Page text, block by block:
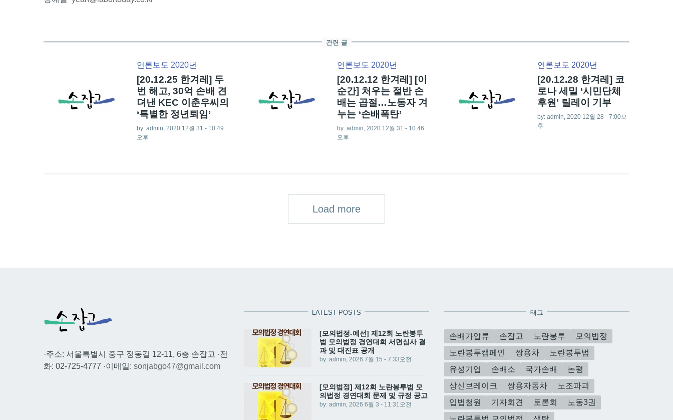
관련 글
언론보도 2020년
[20.12.25 한겨레] 두
번 해고, 30억 손배 견
뎌낸 KEC 이춘우씨의
‘특별한 정년퇴임’
by: admin, 2020 12월 31 - 10:49
오후
언론보도 2020년
[20.12.12 한겨레] [이
순간] 처우는 절반 손
배는 곱절…노동자 겨
누는 ‘손배폭탄’
by: admin, 2020 12월 31 - 10:46
오후
언론보도 2020년
[20.12.28 한겨레] 코
로나 세밑 ‘시민단체
후원’ 릴레이 기부
by: admin, 2020 12월 28 - 7:00오
후
Load more
·주소: 서울특별시 중구 정동길 12-11, 6층 손잡고 ·전
화: 02-725-4777 ·이메일: sonjabgo47@gmail.com
LATEST POSTS
[모의법정-예선] 제12회 노란봉투
법 모의법정 경연대회 서면심사 결
과 및 대진표 공개
by: admin , 2026 7월 15 - 7:33오전
[모의법정] 제12회 노란봉투법 모
의법정 경연대회 문제 및 규정 공고
by: admin , 2026 6월 3 - 11:31오전
태그
손배가압류 손잡고 노란봉투
모의법정
노란봉투캠페인
쌍용차
노란봉투법
유성기업
손배소 국가손배
논평
상신브레이크
쌍용자동차
노조파괴
입법청원
기자회견 토론회
노동3권